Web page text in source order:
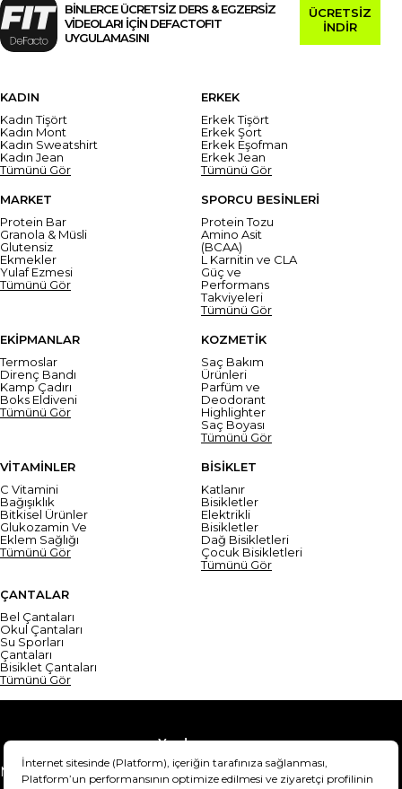
BİNLERCE ÜCRETSİZ DERS & EGZERSİZ
VİDEOLARI İÇİN DEFACTOFIT
UYGULAMASINI
ÜCRETSİZ
İNDİR
KADIN
Kadın Tişört
Kadın Mont
Kadın Sweatshirt
Kadın Jean
Tümünü Gör
ERKEK
Erkek Tişört
Erkek Şort
Erkek Eşofman
Erkek Jean
Tümünü Gör
MARKET
Protein Bar
Granola & Müsli
Glutensiz
Ekmekler
Yulaf Ezmesi
Tümünü Gör
SPORCU BESİNLERİ
Protein Tozu
Amino Asit
(BCAA)
L Karnitin ve CLA
Güç ve
Performans
Takviyeleri
Tümünü Gör
EKİPMANLAR
Termoslar
Direnç Bandı
Kamp Çadırı
Boks Eldiveni
Tümünü Gör
KOZMETİK
Saç Bakım
Ürünleri
Parfüm ve
Deodorant
Highlighter
Saç Boyası
Tümünü Gör
VİTAMİNLER
C Vitamini
Bağışıklık
Bitkisel Ürünler
Glukozamin Ve
Eklem Sağlığı
Tümünü Gör
BİSİKLET
Katlanır
Bisikletler
Elektrikli
Bisikletler
Dağ Bisikletleri
Çocuk Bisikletleri
Tümünü Gör
ÇANTALAR
Bel Çantaları
Okul Çantaları
Su Sporları
Çantaları
Bisiklet Çantaları
Tümünü Gör
Yardım
Mesafeli Satış Sözleşmesi
Teslimat Bilgisi